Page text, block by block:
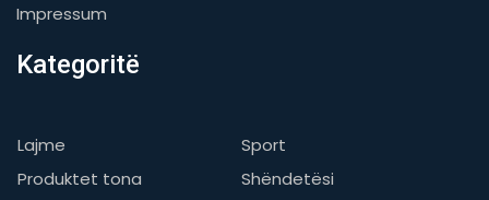
Impressum
Kategoritë
Lajme
Sport
Produktet tona
Shëndetësi